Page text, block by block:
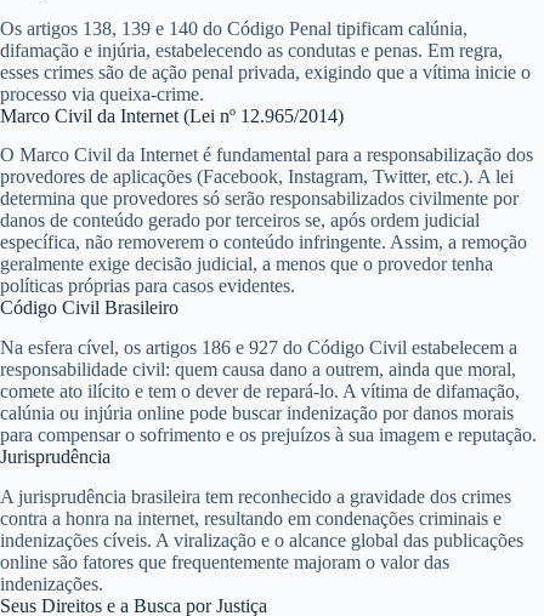
Os artigos 138, 139 e 140 do Código Penal tipificam calúnia,
difamação e injúria, estabelecendo as condutas e penas. Em regra,
esses crimes são de ação penal privada, exigindo que a vítima inicie o
processo via queixa-crime.
Marco Civil da Internet (Lei nº 12.965/2014)
O Marco Civil da Internet é fundamental para a responsabilização dos
provedores de aplicações (Facebook, Instagram, Twitter, etc.). A lei
determina que provedores só serão responsabilizados civilmente por
danos de conteúdo gerado por terceiros se, após ordem judicial
específica, não removerem o conteúdo infringente. Assim, a remoção
geralmente exige decisão judicial, a menos que o provedor tenha
políticas próprias para casos evidentes.
Código Civil Brasileiro
Na esfera cível, os artigos 186 e 927 do Código Civil estabelecem a
responsabilidade civil: quem causa dano a outrem, ainda que moral,
comete ato ilícito e tem o dever de repará-lo. A vítima de difamação,
calúnia ou injúria online pode buscarindenização por danos morais
para compensar o sofrimento e os prejuízos à sua imagem e reputação.
Jurisprudência
A jurisprudência brasileira tem reconhecido a gravidade dos crimes
contra a honra na internet, resultando em condenações criminais e
indenizações cíveis. A viralização e o alcance global das publicações
online são fatores que frequentemente majoram o valor das
indenizações.
Seus Direitos e a Busca por Justiça